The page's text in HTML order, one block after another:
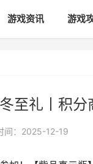
游戏资讯 游戏
至礼丨积
间：2025-12-19